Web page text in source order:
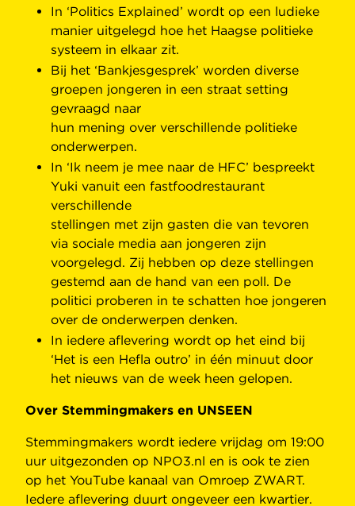
In ‘Politics Explained’ wordt op een ludieke
manier uitgelegd hoe het Haagse politieke
systeem in elkaar zit.
Bij het ‘Bankjesgesprek’ worden diverse
groepen jongeren in een straat setting
gevraagd naar
hun mening over verschillende politieke
onderwerpen.
In ‘Ik neem je mee naar de HFC’ bespreekt
Yuki vanuit een fastfoodrestaurant
verschillende
stellingen met zijn gasten die van tevoren
via sociale media aan jongeren zijn
voorgelegd. Zij hebben op deze stellingen
gestemd aan de hand van een poll. De
politici proberen in te schatten hoe jongeren
over de onderwerpen denken.
In iedere aflevering wordt op het eind bij
‘Het is een Hefla outro’ in één minuut door
het nieuws van de week heen gelopen.
Over Stemmingmakers en UNSEEN
Stemmingmakers wordt iedere vrijdag om 19:00
uur uitgezonden op NPO3.nl en is ook te zien
op het YouTube kanaal van Omroep ZWART.
Iedere aflevering duurt ongeveer een kwartier.